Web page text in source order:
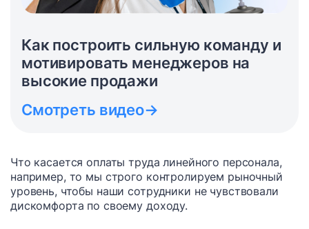
Как построить сильную команду и
мотивировать менеджеров на
высокие продажи
Смотреть видео→
Что касается оплаты труда линейного персонала,
например, то мы строго контролируем рыночный
уровень, чтобы наши сотрудники не чувствовали
дискомфорта по своему доходу.